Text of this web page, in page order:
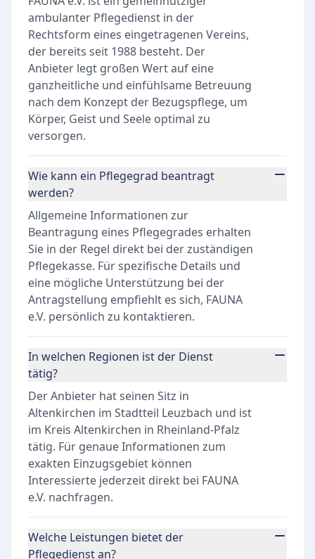
ambulanter Pflegedienst in der
Rechtsform eines eingetragenen Vereins,
der bereits seit 1988 besteht. Der
Anbieter legt großen Wert auf eine
ganzheitliche und einfühlsame Betreuung
nach dem Konzept der Bezugspflege, um
Körper, Geist und Seele optimal zu
versorgen.
Wie kann ein Pflegegrad beantragt
werden?
Allgemeine Informationen zur
Beantragung eines Pflegegrades erhalten
Sie in der Regel direkt bei der zuständigen
Pflegekasse. Für spezifische Details und
eine mögliche Unterstützung bei der
Antragstellung empfiehlt es sich, FAUNA
e.V. persönlich zu kontaktieren.
In welchen Regionen ist der Dienst
tätig?
Der Anbieter hat seinen Sitz in
Altenkirchen im Stadtteil Leuzbach und ist
im Kreis Altenkirchen in Rheinland-Pfalz
tätig. Für genaue Informationen zum
exakten Einzugsgebiet können
Interessierte jederzeit direkt bei FAUNA
e.V. nachfragen.
Welche Leistungen bietet der
Pflegedienst an?